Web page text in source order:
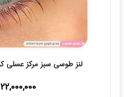
لنز طوسی سبز مرکز عسلی
22,000,000